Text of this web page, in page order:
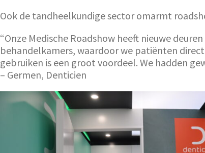
Ook de tandheelkundige sector omarmt
“Onze Medische Roadshow heeft nieuwe
behandelkamers, waardoor we patiënten
gebruiken is een groot voordeel. We hadden
– Germen, Denticien